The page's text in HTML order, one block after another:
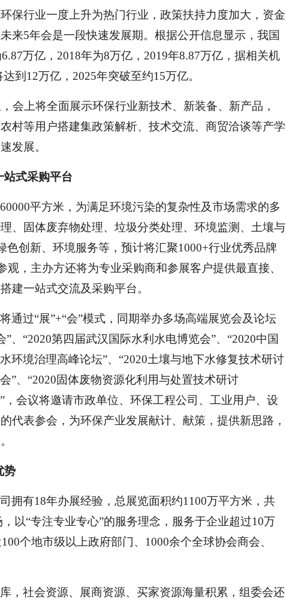
保行业一度上升为热门行业，政策扶持力度加大，资金
来5年会是一段快速发展期。根据公开信息显示，我国
万亿，2018年为8万亿，2019年8.87万亿，据相关机
到12万亿，2025年突破至约15万亿。
会上将全面展示环保行业新技术、新装备、新产品，
村等用户搭建集政策解析、技术交流、商贸洽谈等产学
发展。
站式采购平台
60000平方米，为满足环境污染的复杂性及市场需求的多
、固体废弃物处理、垃圾分类处理、环境监测、土壤与
创新、环境服务等，预计将汇聚1000+行业优秀品牌
，主办方还将为专业采购商和参展客户提供最直接、
建一站式交流及采购平台。
通过“展”+“会”模式，同期举办多场高端展览会及论坛
、“2020第四届武汉国际水利水电博览会”、“2020中国
环境治理高峰论坛”、“2020土壤与地下水修复技术研讨
”、“2020固体废物资源化利用与处置技术研讨
会议将邀请市政单位、环保工程公司、工业用户、设
代表参会，为环保产业发展献计、献策，提供新思路，
势
拥有18年办展经验， 总展览面积约1100万平方米，共
以“专注专业专心”的服务理念， 服务于企业超过10万
个地市级以上政府部门、1000余个全球协会商会、
，社会资源、展商资源、买家资源海量积累，组委会还